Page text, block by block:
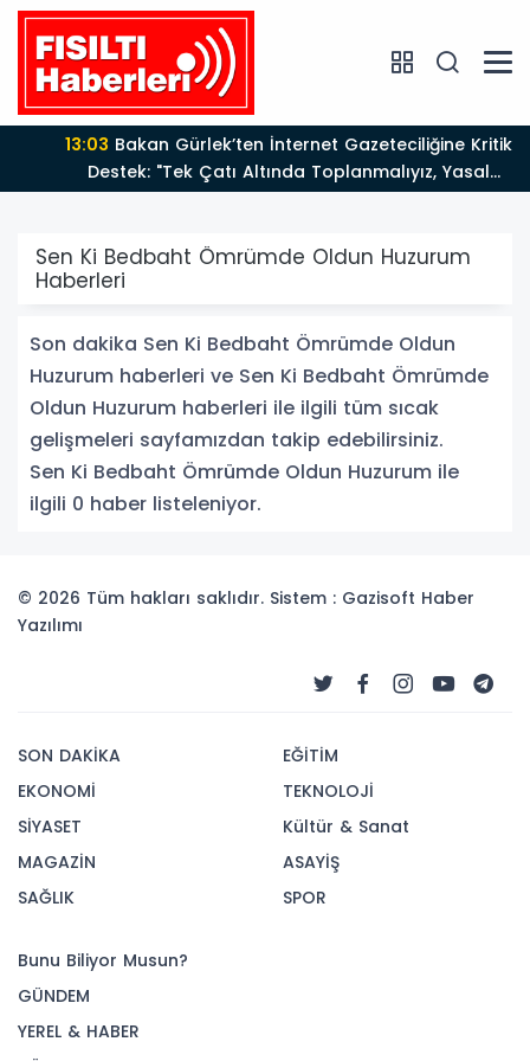
13:03Bakan Gürlek’ten İnternet Gazeteciliğine Kritik
Destek: "Tek Çatı Altında Toplanmalıyız, Yasal
Düzenlemeye Hazırız"
Sen Ki Bedbaht Ömrümde Oldun Huzurum
Haberleri
Son dakika Sen Ki Bedbaht Ömrümde Oldun
Huzurum haberleri ve Sen Ki Bedbaht Ömrümde
Oldun Huzurum haberleri ile ilgili tüm sıcak
gelişmeleri sayfamızdan takip edebilirsiniz.
Sen Ki Bedbaht Ömrümde Oldun Huzurum ile
ilgili 0 haber listeleniyor.
© 2026 Tüm hakları saklıdır. Sistem : Gazisoft Haber
Yazılımı
SON DAKİKA
EKONOMİ
SİYASET
MAGAZİN
SAĞLIK
EĞİTİM
TEKNOLOJİ
Kültür & Sanat
ASAYİŞ
SPOR
Bunu Biliyor Musun?
GÜNDEM
YEREL & HABER